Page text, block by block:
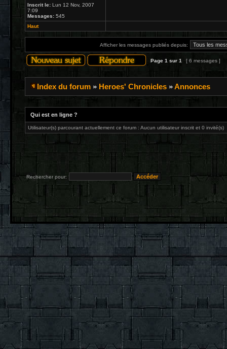
Inscrit le: Lun 12 Nov, 2007
7:09
Messages: 545
Haut
Afficher les messages publiés depuis:
Page 1 sur 1 [ 6 messages ]
Index du forum » Heroes' Chronicles »Annonces
Qui est en ligne ?
Utilisateur(s) parcourant actuellement ce forum : Aucun utilisateur inscrit et 0 invité(s)
Rechercher pour: